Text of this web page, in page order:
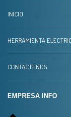
INICIO
HERRAMIENTA
CONTACTENOS
EMPRESA INFO